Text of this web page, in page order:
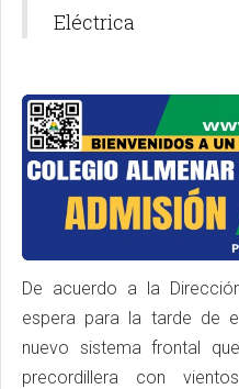
Eléctrica
De acuerdo a la
espera para la tarde de
nuevo sistema frontal
precordillera con